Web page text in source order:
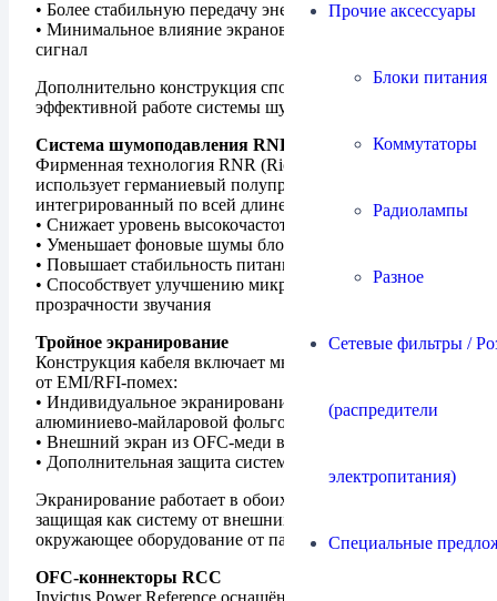
Прочие аксессуары
Блоки питания
Коммутаторы
Радиолампы
Разное
Сетевые фильтры /
(распредители
электропитания)
Специальные
• Более стабильную передачу энергии
• Минимальное влияние экранов на электрический
сигнал
Дополнительно конструкция способствует более
эффективной работе системы шумоподавления RNR.
Система шумоподавления RNR
Фирменная технология RNR (Ricable Noise Reduction)
использует германиевый полупроводник,
интегрированный по всей длине кабеля.
• Снижает уровень высокочастотных помех
• Уменьшает фоновые шумы блока питания
• Повышает стабильность питания компонентов
• Способствует улучшению микродинамики и
прозрачности звучания
Тройное экранирование
Конструкция кабеля включает многоуровневую защиту
от EMI/RFI-помех:
• Индивидуальное экранирование каждого проводника
алюминиево-майларовой фольгой
• Внешний экран из OFC-меди высокой плотности
• Дополнительная защита системы RNR
Экранирование работает в обоих направлениях,
защищая как систему от внешних помех, так и
окружающее оборудование от паразитных излучений.
OFC-коннекторы RCC